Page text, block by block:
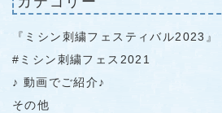
『ミシン刺繍フェスティバル2023』
#ミシン刺繍フェス2021
♪ 動画でご紹介♪
その他